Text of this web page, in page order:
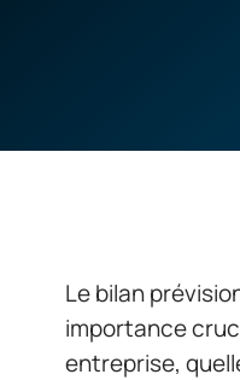
Le bilan
importance
entreprise,